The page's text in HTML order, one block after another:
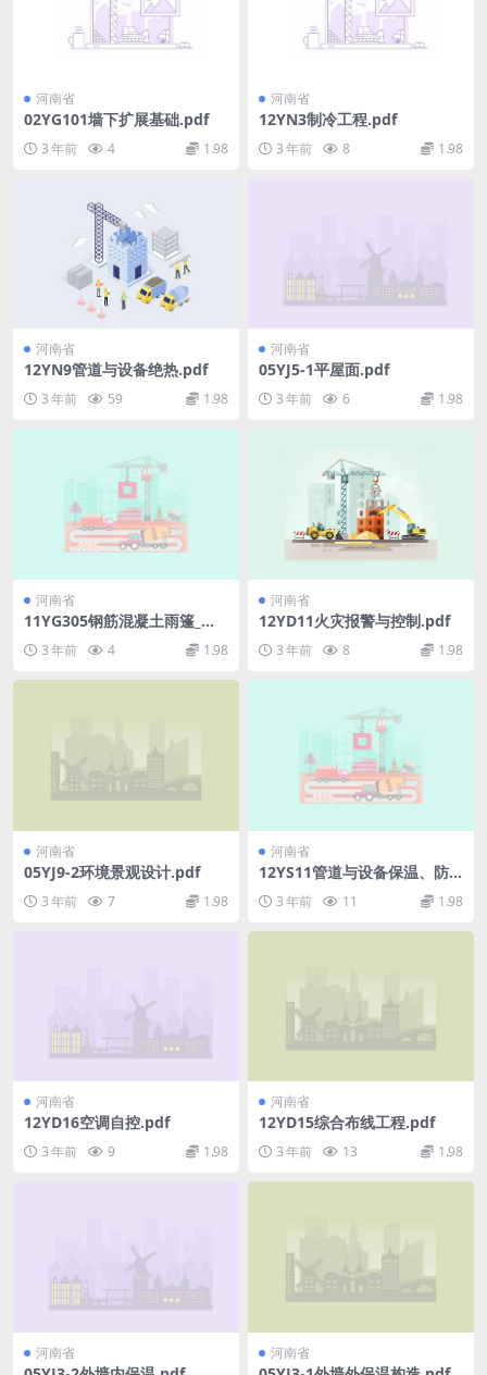
河南省
02YG101墙下扩展基础.pdf
3 年前 4 1.98
河南省
12YN3制冷工程.pdf
3 年前 8 1.98
河南省
12YN9管道与设备绝热.pdf
3 年前 59 1.98
河南省
05YJ5-1平屋面.pdf
3 年前 6 1.98
河南省
11YG305钢筋混凝土雨篷_挑
3 年前 4 1.98
河南省
12YD11火灾报警与控制.pdf
3 年前 8 1.98
河南省
05YJ9-2环境景观设计.pdf
3 年前 7 1.98
河南省
12YS11管道与设备保温、防
3 年前 11 1.98
河南省
12YD16空调自控.pdf
3 年前 9 1.98
河南省
12YD15综合布线工程.pdf
3 年前 13 1.98
河南省 河南省